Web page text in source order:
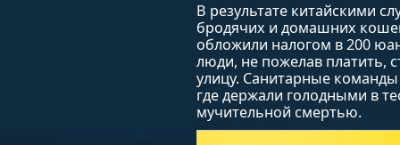
В результате китайскими
бродячих и домашних
обложили налогом в 200
люди, не пожелав платить,
улицу. Санитарные
где держали голодными в
мучительной смертью.